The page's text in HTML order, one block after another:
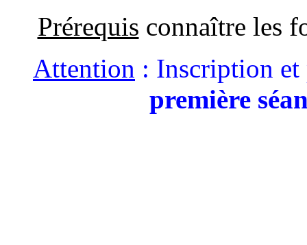
Prérequis connaître les
Attention : Inscription
première